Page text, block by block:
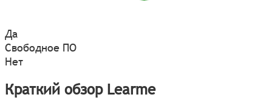
Да
Свободное ПО
Нет
Краткий обзор Learme